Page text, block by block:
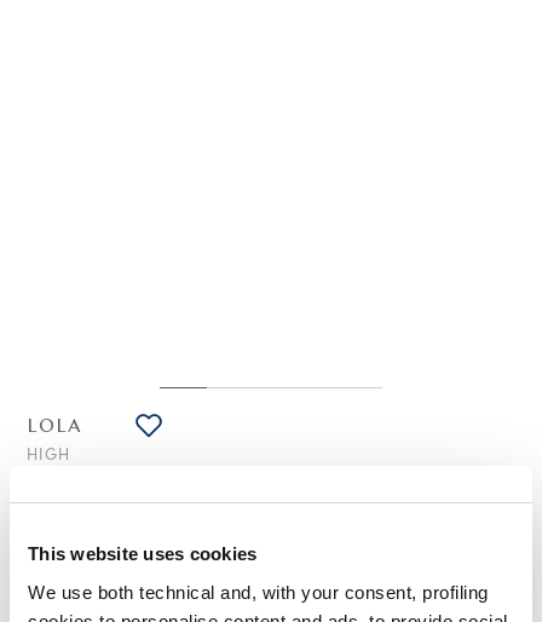
This website uses cookies
We use both technical and, with your consent, profiling
LOLA
HIGH